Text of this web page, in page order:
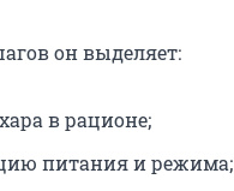
он выделяет:
в рационе;
питания и режима;